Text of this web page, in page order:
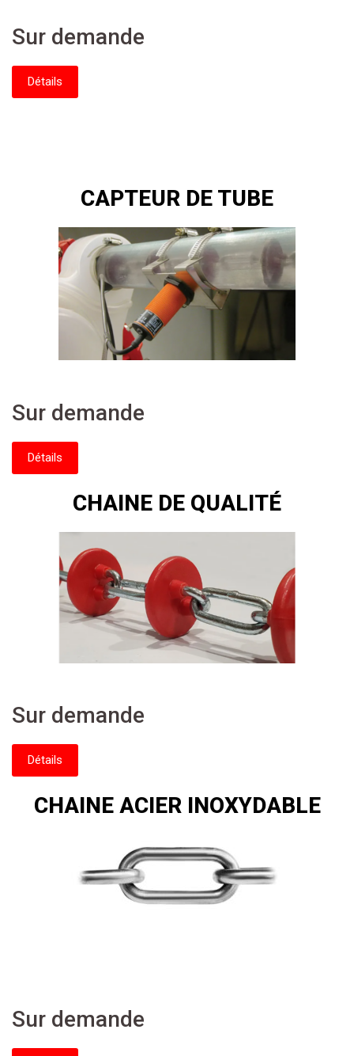
Sur demande
Détails
CAPTEUR DE TUBE
Sur demande
Détails
CHAINE DE QUALITÉ
Sur demande
Détails
CHAINE ACIER INOXYDABLE
Sur demande